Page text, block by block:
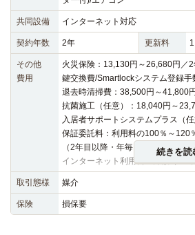
共同設備 インターネット対応
契約年数 2年 更新料
その他
費用
火災保険：13,130円～26,680円／2
鍵交換費/Smartlockシステム登録手
退去時清掃費：38,500円～41,800円
抗菌施工（任意）：18,040円～
入居者サポートシステムプラス（
保証委託料：利用料の100％～120
（2年目以降・年毎）
インターネット利用料：月額3,630
続きを読
取引態様 媒介
保険 損保要